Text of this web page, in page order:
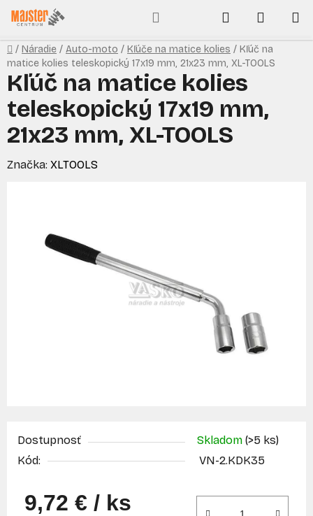
Prejsť
na
obsah
Hľadať
KOŠÍK
Domov
/ Náradie / Auto-moto / Kľúče na matice kolies / Kľúč na
matice kolies teleskopický 17x19 mm, 21x23 mm, XL-TOOLS
Dostupnosť Skladom (>5 ks)
Kód:
VN-2.KDK35
9,72 € / ks
Kľúč na matice kolies
teleskopický 17x19 mm,
21x23 mm, XL-TOOLS
Značka: XLTOOLS